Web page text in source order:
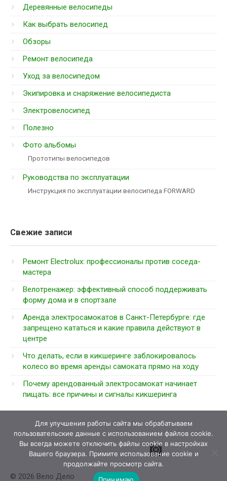
Деревянные велосипеды
Как выбрать велосипед
Обзоры
Ремонт велосипеда
Уход за велосипедом
Экипировка и снаряжение велосипедиста
Электровелосипед
Полезно
Фото альбомы
Прототипы велосипедов
Руководства по эксплуатации
Инструкция по эксплуатации велосипеда FORWARD
Свежие записи
Ремонт Electrolux: профессионалы против соседа-
мастера
Велотренажер: эффективный способ поддерживать
форму дома и в спортзале
Аренда электросамокатов в Санкт-Петербурге: где
запрещено кататься и какие правила действуют в
центре
Что делать, если в кикшеринге заблокировалось
колесо во время аренды самоката прямо на ходу
Почему арендованный электросамокат начинает
пищать: все причины и сигналы кикшеринга
© 2026 Вело Дело
Для улучшения работы сайта мы обрабатываем
пользовательские данные с использованием файлов cookie.
Вы всегда можете отключить файлы cookie в настройках
Вашего браузера. Примите использование cookie и
продолжайте просмотр сайта.
Принимаю